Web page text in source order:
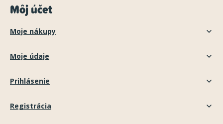
Môj účet
Moje nákupy
Moje údaje
Prihlásenie
Registrácia